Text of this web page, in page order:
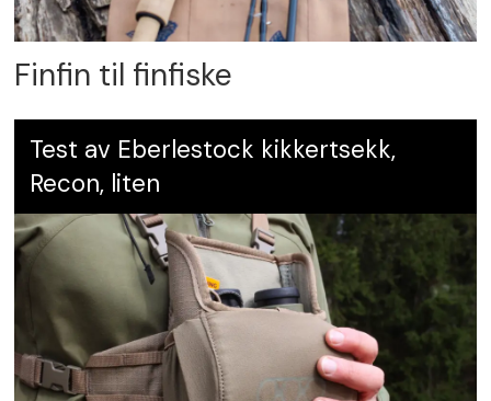
Finfin til finfiske
Test av Eberlestock kikkertsekk,
Recon, liten